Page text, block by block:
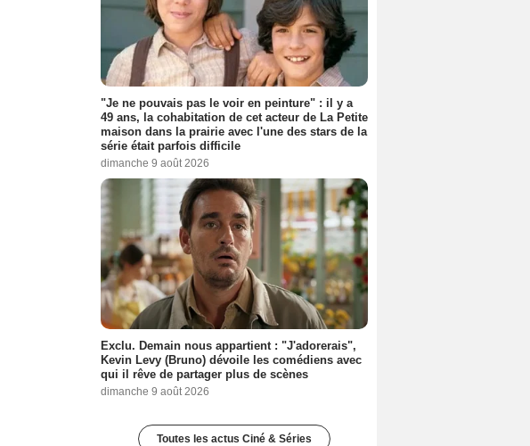
"Je ne pouvais pas le voir en peinture" : il y a
49 ans, la cohabitation de cet acteur de La Petite
maison dans la prairie avec l'une des stars de la
série était parfois difficile
dimanche 9 août 2026
Exclu. Demain nous appartient : "J'adorerais",
Kevin Levy (Bruno) dévoile les comédiens avec
qui il rêve de partager plus de scènes
dimanche 9 août 2026
Toutes les actus Ciné & Séries